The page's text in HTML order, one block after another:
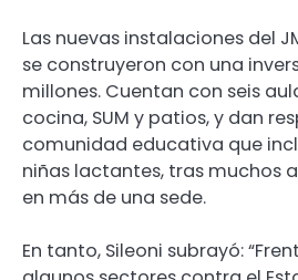
Las nuevas instalaciones del
se construyeron con una
millones. Cuentan con seis
cocina, SUM y patios, y dan
comunidad educativa que
niñas lactantes, tras muchos
en más de una sede.
En tanto, Sileoni subrayó: